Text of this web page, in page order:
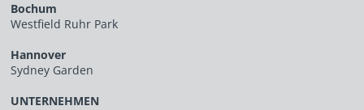
Bochum
Westfield Ruhr Park
Hannover
Sydney Garden
UNTERNEHMEN